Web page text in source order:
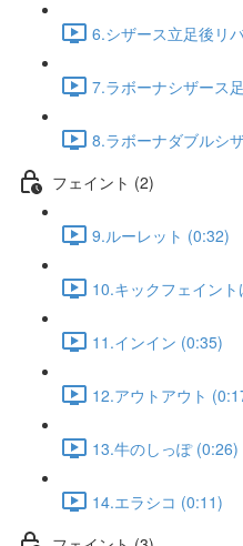
6.シザース立足後リ
7.ラボーナシザース
8.ラボーナダブルシ
フェイント (2)
9.ルーレット (0:32)
10.キックフェイン
11.インイン (0:35)
12.アウトアウト
13.牛のしっぽ (0:26)
14.エラシコ (0:11)